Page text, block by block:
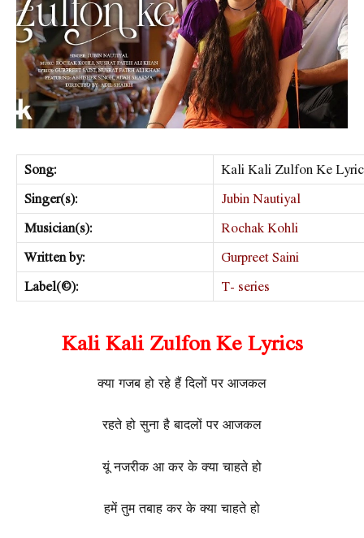
Song:
Kali Kali Zulfon Ke
Singer(s):
Jubin Nautiyal
Musician(s):
Rochak Kohli
Written by:
Gurpreet Saini
Label(©):
T- series
Kali Kali Zulfon Ke Lyrics
क्या गजब हो रहे हैं दिलों पर आजकल
रहते हो सुना है बादलों पर आजकल
यूं नजरीक आ कर के क्या चाहते हो
हमें तुम तबाह कर के क्या चाहते हो